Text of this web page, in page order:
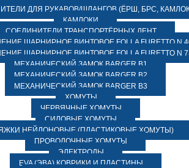
ДЛЯ РУКАВОВ/ШЛАНГОВ (ЁРШ, БРС,
КАМЛОКИ
СОЕДИНИТЕЛИ ТРАНСПОРТЁРНЫХ ЛЕНТ
ШАРНИРНОЕ ВИНТОВОЕ FOLLA FURETTO N
ШАРНИРНОЕ ВИНТОВОЕ FOLLA FURETTO N
МЕХАНИЧЕСКИЙ ЗАМОК BARGER B1
МЕХАНИЧЕСКИЙ ЗАМОК BARGER B2
МЕХАНИЧЕСКИЙ ЗАМОК BARGER B3
ХОМУТЫ
ЧЕРВЯЧНЫЕ ХОМУТЫ
СИЛОВЫЕ ХОМУТЫ
НЕЙЛОНОВЫЕ (ПЛАСТИКОВЫЕ ХОМУТЫ)
ПРОВОЛОЧНЫЕ ХОМУТЫ
ЭЛЕКТРОДЫ
EVA (ЭВА) КОВРИКИ И ПЛАСТИНЫ